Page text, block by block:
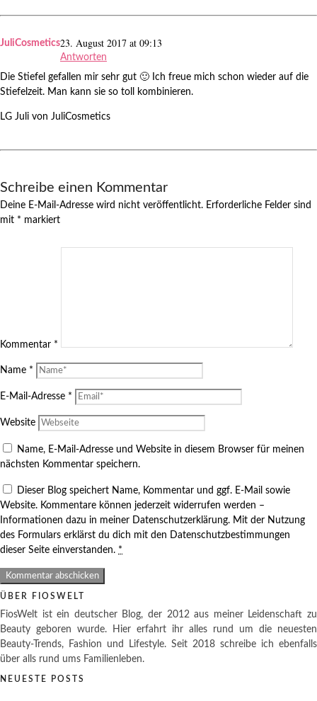
JuliCosmetics23. August 2017 at 09:13
Antworten
Die Stiefel gefallen mir sehr gut 🙂 Ich freue mich schon wieder auf die
Stiefelzeit. Man kann sie so toll kombinieren.
LG Juli von JuliCosmetics
Schreibe einen Kommentar
Deine E-Mail-Adresse wird nicht veröffentlicht. Erforderliche Felder sind
mit * markiert
Kommentar *
Name *
E-Mail-Adresse *
Website
Name, E-Mail-Adresse und Website in diesem Browser für meinen
nächsten Kommentar speichern.
Dieser Blog speichert Name, Kommentar und ggf. E-Mail sowie
Website. Kommentare können jederzeit widerrufen werden –
Informationen dazu in meiner Datenschutzerklärung. Mit der Nutzung
des Formulars erklärst du dich mit den Datenschutzbestimmungen
dieser Seite einverstanden. *
ÜBER FIOSWELT
FiosWelt ist ein deutscher Blog, der 2012 aus meiner Leidenschaft zu
Beauty geboren wurde. Hier erfahrt ihr alles rund um die neuesten
Beauty-Trends, Fashion und Lifestyle. Seit 2018 schreibe ich ebenfalls
über alls rund ums Familienleben.
NEUESTE POSTS